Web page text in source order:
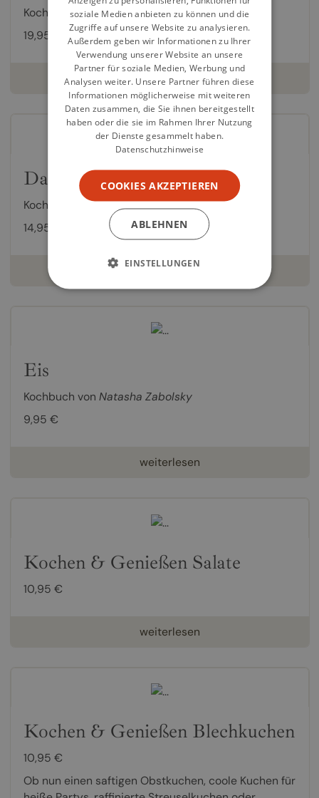
Kochbuch von Sascha Basler,B. Habermann
19,95 €
weiterlesen
Das Tomatenbuch
Kochbuch vonKaren Schulz,Klaus Arras
14,95 €
weiterlesen
Eis
Kochbuch von Natasha Zabolsky
9,95 €
weiterlesen
Kochen & Genießen Salate
10,95 €
weiterlesen
Kochen & Genießen Blechkuchen
10,95 €
Ob nun einen saftigen Obstkuchen, coole Kuchen für
soziale Medien anbieten zu können und die
Zugriffe auf unsere Website zu analysieren.
Außerdem geben wir Informationen zu Ihrer
Verwendung unserer Website an unsere
Partner für soziale Medien, Werbung und
Analysen weiter. Unsere Partner führen diese
Informationen möglicherweise mit weiteren
Daten zusammen, die Sie ihnen bereitgestellt
haben oder die sie im Rahmen Ihrer Nutzung
der Dienste gesammelt haben.
Datenschutzhinweise
COOKIES AKZEPTIEREN
ABLEHNEN
EINSTELLUNGEN